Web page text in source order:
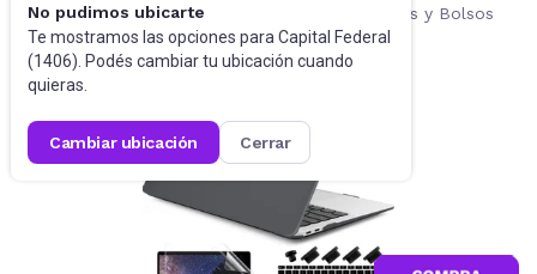
No pudimos ubicarte
Te mostramos las opciones para Capital Federal
(1406). Podés cambiar tu ubicación cuando
quieras.
cambiar ubicación cerrar
Accesorios de Informática Fundas, Estuches y Bolsos